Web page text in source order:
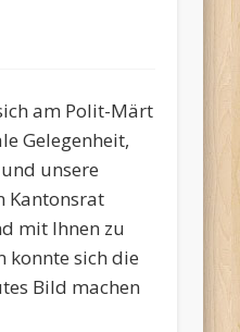
am Polit-Märt
Gelegenheit,
unsere
Kantonsrat
mit Ihnen zu
konnte sich die
Bild machen